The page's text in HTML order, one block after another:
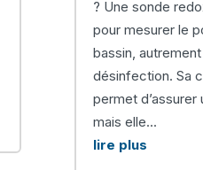
? Une sonde
pour mesurer le
bassin,
désinfection. Sa
permet
mais elle...
lire plus